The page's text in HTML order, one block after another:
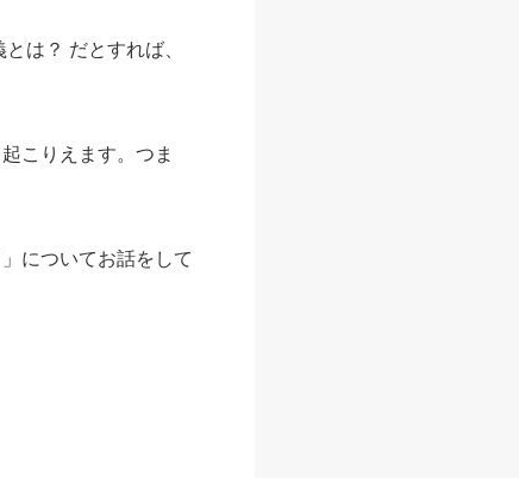
は？ だとすれば、
こりえます。つま
についてお話をして